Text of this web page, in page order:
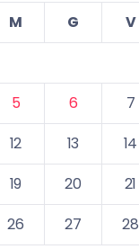
M G V
5 6 7
12 13 14
19 20 21
26 27 28